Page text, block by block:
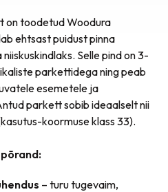
on toodetud Woodura
ehtsast puidust pinna
Selle pind on 3-
parkettidega ning peab
esemetele ja
parkett sobib ideaalselt nii
koormuse klass 33).
– turu tugevaim,